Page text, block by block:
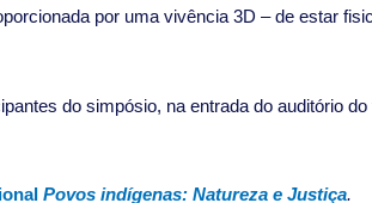
por uma vivência 3D – de estar
do simpósio, na entrada do auditório
Povos indígenas: Natureza e Justiça.